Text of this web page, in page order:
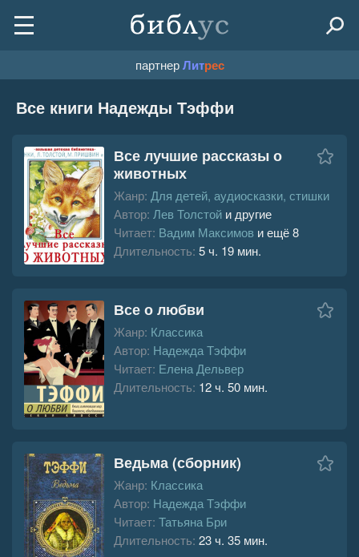
партнерЛитрес
Все книги Надежды Тэффи
Все лучшие рассказы о
животных
Жанр: Для детей, аудиосказки, стишки
Автор: Лев Толстой и другие
Читает: Вадим Максимов и ещё 8
Длительность: 5 ч. 19 мин.
Все о любви
Жанр: Классика
Автор: Надежда Тэффи
Читает: Елена Дельвер
Длительность: 12 ч. 50 мин.
Ведьма (сборник)
Жанр: Классика
Автор: Надежда Тэффи
Читает: Татьяна Бри
Длительность: 23 ч. 35 мин.